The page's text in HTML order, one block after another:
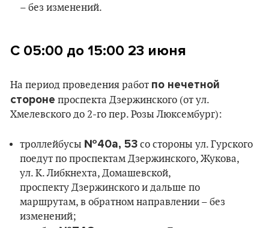
– без изменений.
С 05:00 до 15:00 23 июня
На период проведения работ по нечетной
стороне проспекта Дзержинского (от ул.
Хмелевского до 2-го пер. Розы Люксембург):
троллейбусы №40а, 53 со стороны ул. Гурского
поедут по проспектам Дзержинского, Жукова,
ул. К. Либкнехта, Домашевской,
проспекту Дзержинского и дальше по
маршрутам, в обратном направлении – без
изменений;